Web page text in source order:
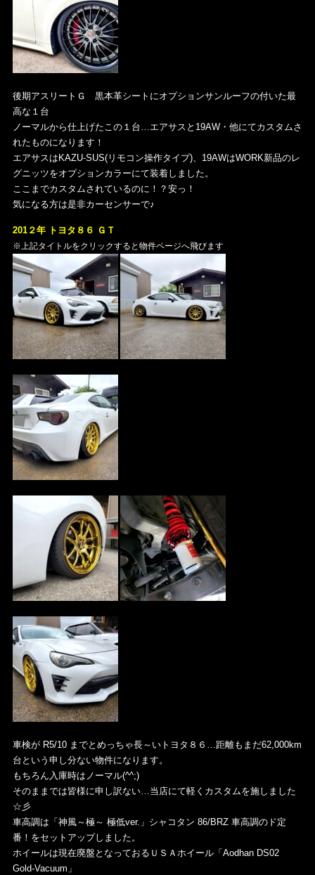
後期アスリートＧ 黒本革シートにオプションサンルーフの付いた最
高な１台
ノーマルから仕上げたこの１台…エアサスと19AW・他にてカスタムさ
れたものになります！
エアサスはKAZU-SUS(リモコン操作タイプ)、19AWはWORK新品のレ
グニッツをオプションカラーにて装着しました。
ここまでカスタムされているのに！？安っ！
気になる方は是非カーセンサーで♪
201２年 トヨタ８６ ＧＴ
※上記タイトルをクリックすると物件ページへ飛びます
車検が R5/10 までとめっちゃ長～いトヨタ８６…距離もまだ62,000km
台という申し分ない物件になります。
もちろん入庫時はノーマル(^^;)
そのままでは皆様に申し訳ない…当店にて軽くカスタムを施しました
☆彡
車高調は「神風～極～ 極低ver.」シャコタン 86/BRZ 車高調のド定
番！をセットアップしました。
ホイールは現在廃盤となっておるＵＳＡホイール「Aodhan DS02
Gold-Vacuum」